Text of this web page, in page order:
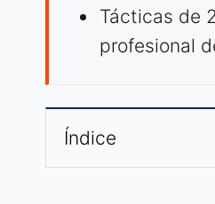
Tácticas de
profesional
Índice